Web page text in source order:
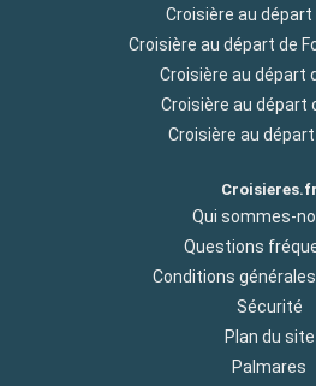
Croisière au départ
Croisière au départ de
Croisière au départ
Croisière au départ
Croisière au
Croisieres.fr
Qui sommes-
Questions
Conditions
Sécurité
Plan du site
Palmares